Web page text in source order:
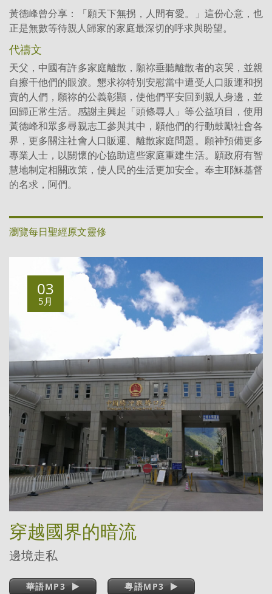
黃德峰曾分享：「願天下無拐，人間有愛。」這份心意，也
正是無數等待親人歸家的家庭最深切的呼求與盼望。
代禱文
天父，中國有許多家庭離散，願祢垂聽離散者的哀哭，並親
自擦干他們的眼淚。懇求祢特別安慰當中遭受人口販運和拐
賣的人們，願祢的公義彰顯，使他們平安回到親人身邊，並
回歸正常生活。感謝主興起「頭條尋人」等公益項目，使用
黃德峰和眾多尋親志工參與其中，願他們的行動鼓勵社會各
界，更多關注社會人口販運、離散家庭問題。願神預備更多
專業人士，以關懷的心協助這些家庭重建生活。願政府有智
慧地制定相關政策，使人民的生活更加安全。奉主耶穌基督
的名求，阿們。
瀏覽每日聖經原文靈修
穿越國界的暗流
邊境走私
03
5月
華語MP3 粵語MP3